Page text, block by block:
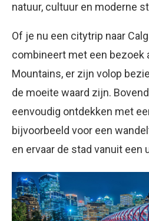
natuur, cultuur en moderne
Of je nu een citytrip naar
combineert met een bezoek
Mountains, er zijn volop
de moeite waard zijn.
eenvoudig ontdekken met
bijvoorbeeld voor een
en ervaar de stad vanuit een